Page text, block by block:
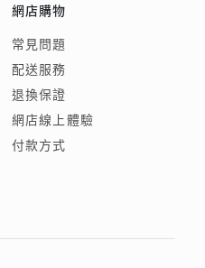
網店購物
常見問題
配送服務
退換保證
網店線上體驗
付款方式